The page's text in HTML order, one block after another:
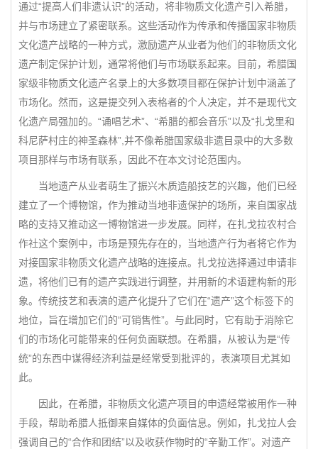
通过“提高人们非遗认识”的活动，将非物质文化遗产引入希腊，
并与市场建立了紧密联系。这些活动作为传承和传播国家非物质
文化遗产战略的一种方式，激励遗产从业者为他们的非物质文化
遗产制定保护计划，通常将他们与市场联系起来。目前，希腊国
家级非物质文化遗产名录上的大多数项目都在保护计划中涵盖了
市场化。然而，这是提交列入表格者的个人决定，并不是现代文
化遗产局强加的。“诵唱艺术”、“希腊的都会音乐”以及“扎戈里和
科尼萨村庄的神圣森林”,并不像希腊国家级非遗目录中的大多数
项目那样与市场有联系，因此不在本文讨论范围内。
当地遗产从业者萌生了振兴木质造船技艺的兴趣，他们已经
建立了一个博物馆，作为推动当地非遗保护的场所，来自国家战
略的支持又推动这一博物馆进一步发展。同样，在扎戈拉农村合
作社这个案例中，市场是预先存在的，当地遗产行为者将它作为
对接国家非物质文化遗产战略的连接点。扎戈拉选择通过申请非
遗，将他们已有的遗产实践进行调整，并用新的术语建构新的形
象。传统技艺和表演的遗产化提升了它们在“遗产”这个标签下的
地位，旨在增加它们的“可销售性”。与此同时，它有助于消除它
们的市场化可能带来的任何负面联想。在希腊，从被认为是“传
统”的东西中谋得经济利益是经常受到批评的，表演项目尤其如
此。
因此，在希腊，非物质文化遗产项目的申遗经常被用作一种
手段，帮助希腊人抵御来自媒体的负面信息。例如，扎戈拉人会
强调自己的“合作和团结”以及收获作物时的“辛勤工作”。对遗产